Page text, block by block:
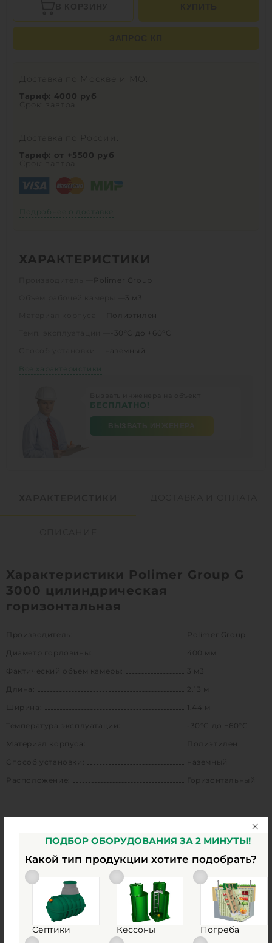
Доставка по Москве и МО:
Тариф: 4000 руб
Срок: завтра
Доставка по России:
Тариф: от +5500 руб
Срок: завтра
Подробнее о доставке
ХАРАКТЕРИСТИКИ
Polimer Group
3 м3
Полиэтилен
-30°C до +60°C
наземный
Все характеристики
БЕСПЛАТНО!
Характеристики Polimer Group G
3000 цилиндрическая
горизонтальная
Производитель:
Polimer Group
Диаметр горловины:
400 мм
Фактический объем камеры:
3 м3
Длина:
2.13 м
Ширина:
1.44 м
Температура эксплуатации:
-30°C до +60°C
Материал корпуса:
Полиэтилен
Способ установки:
наземный
Расположение:
Горизонтальный
ПОДБОР ОБОРУДОВАНИЯ ЗА 2 МИНУТЫ!
Какой тип продукции хотите подобрать?
Септики Кессоны Погреба